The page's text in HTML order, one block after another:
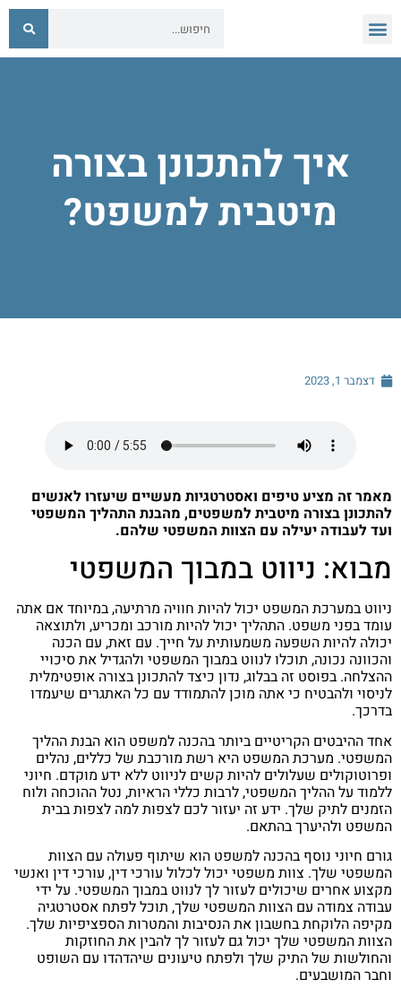
איך להתכונן בצורה
מיטבית למשפט?
דצמבר 1, 2023
מאמר זה מציע טיפים ואסטרטגיות מעשיים שיעזרו לאנשים
להתכונן בצורה מיטבית למשפטים, מהבנת התהליך המשפטי
ועד לעבודה יעילה עם הצוות המשפטי שלהם.
מבוא: ניווט במבוך המשפטי
ניווט במערכת המשפט יכול להיות חוויה מרתיעה, במיוחד אם אתה
עומד בפני משפט. התהליך יכול להיות מורכב ומכריע, ולתוצאה
יכולה להיות השפעה משמעותית על חייך. עם זאת, עם הכנה
והכוונה נכונה, תוכלו לנווט במבוך המשפטי ולהגדיל את סיכויי
ההצלחה. בפוסט זה בבלוג, נדון כיצד להתכונן בצורה אופטימלית
לניסוי ולהבטיח כי אתה מוכן להתמודד עם כל האתגרים שיעמדו
בדרכך.
אחד ההיבטים הקריטיים ביותר בהכנה למשפט הוא הבנת ההליך
המשפטי. מערכת המשפט היא רשת מורכבת של כללים, נהלים
ופרוטוקולים שעלולים להיות קשים לניווט ללא ידע מוקדם. חיוני
ללמוד על ההליך המשפטי, לרבות כללי הראיות, נטל ההוכחה ולוח
הזמנים לתיק שלך. ידע זה יעזור לכם לצפות למה לצפות בבית
המשפט ולהיערך בהתאם.
גורם חיוני נוסף בהכנה למשפט הוא שיתוף פעולה עם הצוות
המשפטי שלך. צוות משפטי יכול לכלול עורכי דין, עורכי דין ואנשי
מקצוע אחרים שיכולים לעזור לך לנווט במבוך המשפטי. על ידי
עבודה צמודה עם הצוות המשפטי שלך, תוכל לפתח אסטרטגיה
מקיפה הלוקחת בחשבון את הנסיבות והמטרות הספציפיות שלך.
הצוות המשפטי שלך יכול גם לעזור לך להבין את החוזקות
והחולשות של התיק שלך ולפתח טיעונים שיהדהדו עם השופט
וחבר המושבעים.